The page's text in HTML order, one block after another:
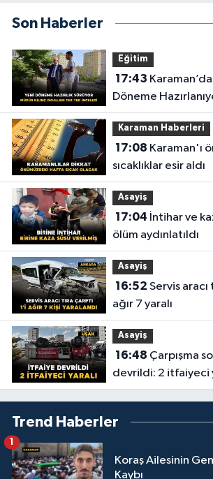
Son Haberler
Eğitim
17:43
Döneme
Karaman Haberleri
17:08
sıcaklıklar esir aldı
Asayiş
17:04
ölüm aydınlatıldı
Asayiş
16:52
ağır 7 yaralı
Asayiş
16:48
devrildi: 2 itfaiyeci
Trend Haberler
Koraş Ailesinin
Kaybı
1